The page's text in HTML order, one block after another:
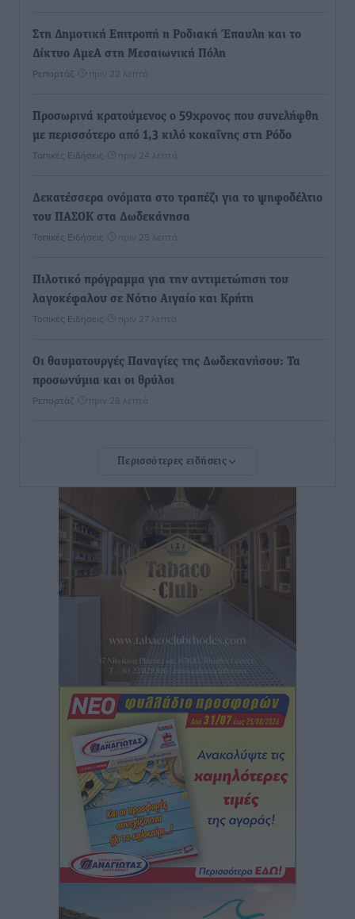
Στη Δημοτική Επιτροπή η Ροδιακή Έπαυλη και το
Δίκτυο ΑμεΑ στη Μεσαιωνική Πόλη
Ρεπορτάζ πριν 22 λεπτά
Προσωρινά κρατούμενος ο 59χρονος που συνελήφθη
με περισσότερο από 1,3 κιλό κοκαΐνης στη Ρόδο
Τοπικές Ειδήσεις πριν 24 λεπτά
Δεκατέσσερα ονόματα στο τραπέζι για το ψηφοδέλτιο
του ΠΑΣΟΚ στα Δωδεκάνησα
Τοπικές Ειδήσεις πριν 25 λεπτά
Πιλοτικό πρόγραμμα για την αντιμετώπιση του
λαγοκέφαλου σε Νότιο Αιγαίο και Κρήτη
Τοπικές Ειδήσεις πριν 27 λεπτά
Οι θαυματουργές Παναγίες της Δωδεκανήσου: Τα
προσωνύμια και οι θρύλοι
Ρεπορτάζ πριν 28 λεπτά
αναχωρούν από Πειραιά, Ραφήνα και Λαύριο
Τι αλλάζει το χωροταξικό στις τουριστικές επενδύσεις
Τοπικές Ειδήσεις πριν 14 ώρες
ΥΠΑΑΤ: 12,5 εκατ. ευρώ στις 13 Περιφέρειες για μέτρα
Ποιοι φοιτητές μπορούν να λάβουν ενίσχυση για
στέγη έως 2.500 ευρώ
• πριν 14 ώρες
«Γιατί οι Τούρκοι συρρέουν στα ελληνικά νησιά»:
Τουρκική εφημερίδα εξηγεί τους λόγους που οι
γείτονες προτιμούν την Ελλάδα για διακοπές
Τοπικές Ειδήσεις• πριν 15 ώρες
«Μουσικό Ταξίδι στο Αιγαίο»: Η Ρόδος έγραψε μια
νέα σελίδα στον πολιτισμό
Περισσότερες ειδήσεις